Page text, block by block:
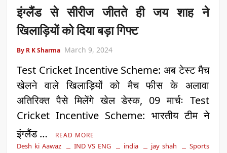
इंग्लैंड से सीरीज जीतते ही जय शाह ने
खिलाड़ियों को दिया बड़ा गिफ्ट
By R K Sharma March 9, 2024
Test Cricket Incentive Scheme: अब टेस्ट मैच
खेलने वाले खिलाड़ियों को मैच फीस के अलावा
अतिरिक्त पैसे मिलेंगे खेल डेस्क, 09 मार्चः Test
Cricket Incentive Scheme: भारतीय टीम ने
इंग्लैंड …
READ MORE
Desh ki Aawaz IND VS ENG india jay shah
Sports